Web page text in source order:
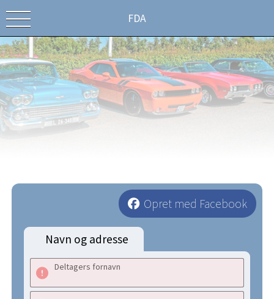
FDA
Opret med Facebook
Navn og adresse
Deltagers fornavn